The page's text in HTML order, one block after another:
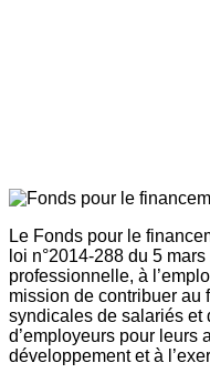
Le Fonds pour le
loi n°2014-288 du 5
professionnelle, à
mission de contribuer au
syndicales de salariés et
d’employeurs pour leurs
développement et à